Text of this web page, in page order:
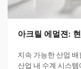
아크릴 에멀젼:
지속 가능한 산업
산업 내 수계 시스